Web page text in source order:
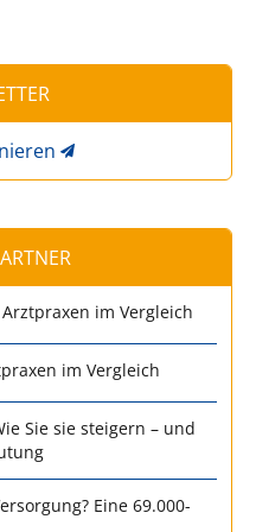
im Vergleich
im Vergleich
Sie sie steigern – und
Eine 69.000-